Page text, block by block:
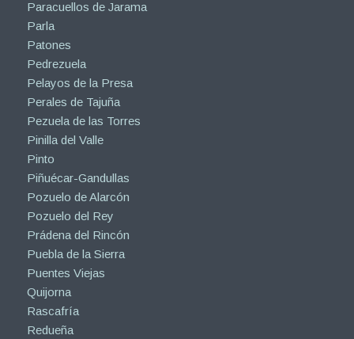
Paracuellos de Jarama
Parla
Patones
Pedrezuela
Pelayos de la Presa
Perales de Tajuña
Pezuela de las Torres
Pinilla del Valle
Pinto
Piñuécar-Gandullas
Pozuelo de Alarcón
Pozuelo del Rey
Prádena del Rincón
Puebla de la Sierra
Puentes Viejas
Quijorna
Rascafría
Redueña